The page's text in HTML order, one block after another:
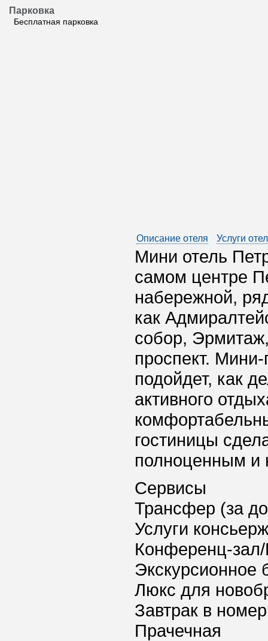
Парковка
Бесплатная парковка
Описание отеля Услуги
Мини отель
самом центре
набережной,
как
собор,
проспект.
подойдет, как
активного
гостиницы
полноценным
Сервисы
Трансфер (за
Услуги
Конференц-
Экскурсионное
Люкс для
Завтрак в номер
Прачечная